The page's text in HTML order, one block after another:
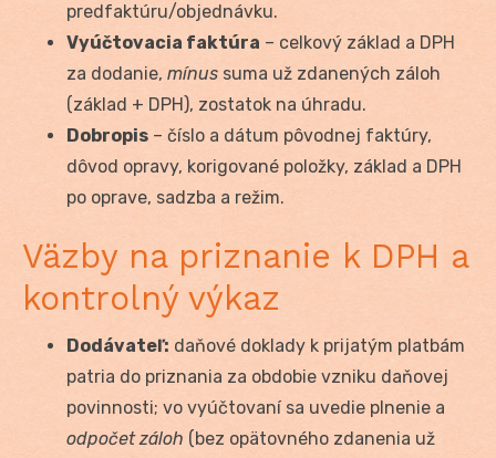
predfaktúru/objednávku.
Vyúčtovacia faktúra – celkový základ a DPH
za dodanie, mínus suma už zdanených záloh
(základ + DPH), zostatok na úhradu.
Dobropis – číslo a dátum pôvodnej faktúry,
dôvod opravy, korigované položky, základ a DPH
po oprave, sadzba a režim.
Väzby na priznanie k DPH a
kontrolný výkaz
Dodávateľ: daňové doklady k prijatým platbám
patria do priznania za obdobie vzniku daňovej
povinnosti; vo vyúčtovaní sa uvedie plnenie a
odpočet záloh (bez opätovného zdanenia už